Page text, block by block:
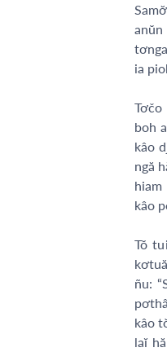
ia
boh
kâo
ngă
kâo
Tŏ
ñu:
kâo
laĭ